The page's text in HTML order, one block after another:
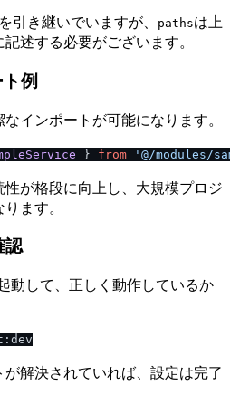
引き継いでいますが、 pathsは上
述する必要がございます。
例
インポートが可能になります。
} from '@/modules /
が格段に向上し、大規模プロジ
ます。
認
動して、正しく動作しているか
解決されていれば、設定は完了